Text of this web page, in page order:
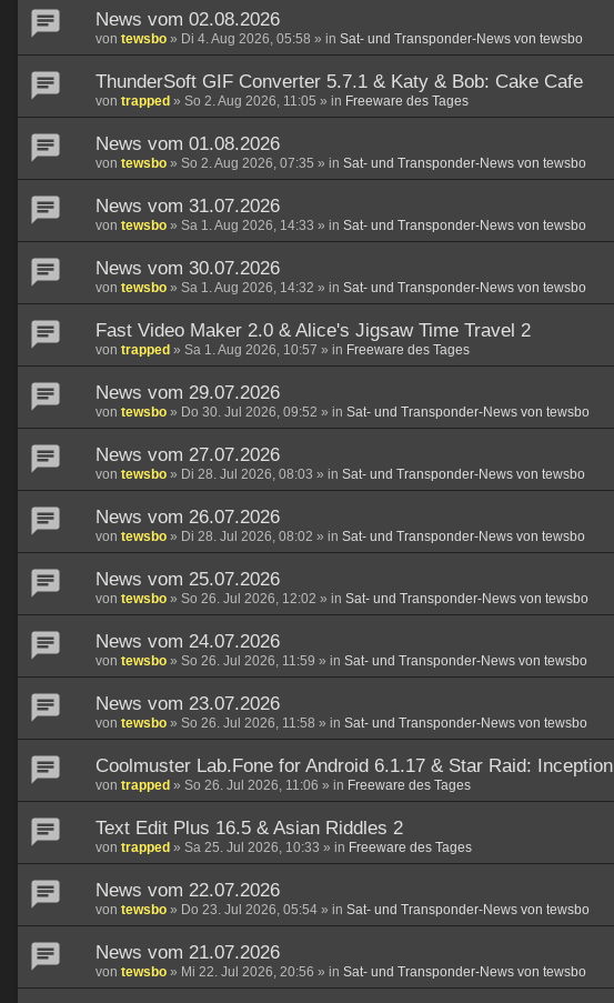
News vom 02.08.2026
von tewsbo » Di 4. Aug 2026, 05:58 » in Sat- und Transponder-News von tewsbo
ThunderSoft GIF Converter 5.7.1 & Katy & Bob: Cake Cafe
von trapped » So 2. Aug 2026, 11:05 » in Freeware des Tages
News vom 01.08.2026
von tewsbo » So 2. Aug 2026, 07:35 » in Sat- und Transponder-News von tewsbo
News vom 31.07.2026
von tewsbo » Sa 1. Aug 2026, 14:33 » in Sat- und Transponder-News von tewsbo
News vom 30.07.2026
von tewsbo » Sa 1. Aug 2026, 14:32 » in Sat- und Transponder-News von tewsbo
Fast Video Maker 2.0 & Alice's Jigsaw Time Travel 2
von trapped » Sa 1. Aug 2026, 10:57 » in Freeware des Tages
News vom 29.07.2026
von tewsbo » Do 30. Jul 2026, 09:52 » in Sat- und Transponder-News von tewsbo
News vom 27.07.2026
von tewsbo » Di 28. Jul 2026, 08:03 » in Sat- und Transponder-News von tewsbo
News vom 26.07.2026
von tewsbo » Di 28. Jul 2026, 08:02 » in Sat- und Transponder-News von tewsbo
News vom 25.07.2026
von tewsbo » So 26. Jul 2026, 12:02 » in Sat- und Transponder-News von tewsbo
News vom 24.07.2026
von tewsbo » So 26. Jul 2026, 11:59 » in Sat- und Transponder-News von tewsbo
News vom 23.07.2026
von tewsbo » So 26. Jul 2026, 11:58 » in Sat- und Transponder-News von tewsbo
Coolmuster Lab.Fone for Android 6.1.17 & Star Raid: Inception
von trapped » So 26. Jul 2026, 11:06 » in Freeware des Tages
Text Edit Plus 16.5 & Asian Riddles 2
von trapped » Sa 25. Jul 2026, 10:33 » in Freeware des Tages
News vom 22.07.2026
von tewsbo » Do 23. Jul 2026, 05:54 » in Sat- und Transponder-News von tewsbo
News vom 21.07.2026
von tewsbo » Mi 22. Jul 2026, 20:56 » in Sat- und Transponder-News von tewsbo